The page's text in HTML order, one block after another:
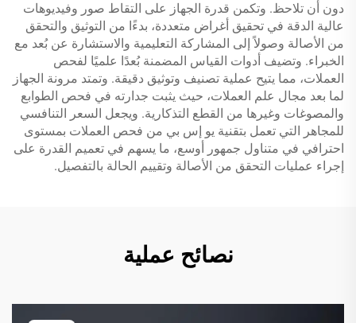
دون أن تلاحظ. وتكمن قدرة الجهاز على التقاط صور وفيديوهات
عالية الدقة في تحقيق أغراض متعددة، بدءًا من التوثيق والتحقق
من الأصالة وصولاً إلى المشاركة التعليمية والاستشارة عن بُعد مع
الخبراء. وتضيف أدوات القياس المضمنة بُعدًا علميًا لفحص
العملات، مما يتيح عملية تصنيف وتوثيق دقيقة. وتمتد مرونة الجهاز
لما بعد مجال علم العملات، حيث يثبت جدارته في فحص الطوابع
والمصوغات وغيرها من القطع التذكارية. ويجعل السعر التنافسي
للمجاهر التي تعمل بتقنية يو إس بي من فحص العملات بمستوى
احترافي في متناول جمهور أوسع، ما يسهم في تعميم القدرة على
إجراء عمليات التحقق من الأصالة وتقييم الحالة بالتفصيل.
نصائح عملية